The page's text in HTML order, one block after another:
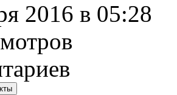
2016 в 05:28